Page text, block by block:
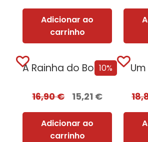
Adicionar ao
carrinho
10%
A Rainha do BookTok
16,90€ 15,21 €
Adicionar ao
carrinho